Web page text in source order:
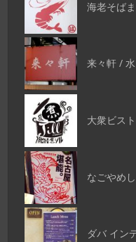
海老そば
来々軒 /
大衆ビス
なごやめ
ダバ イン